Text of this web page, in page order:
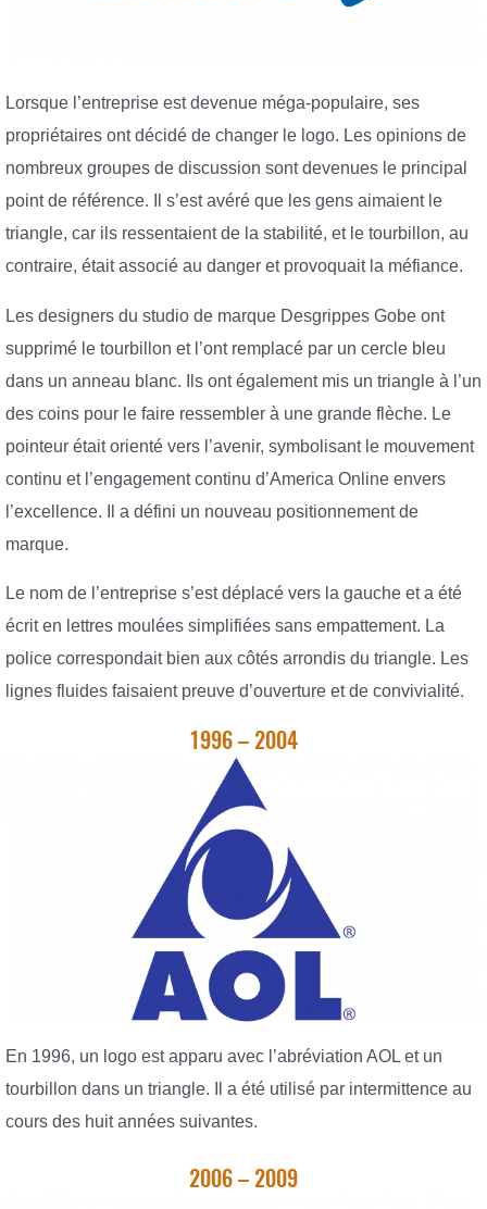
Lorsque l’entreprise est devenue méga-populaire, ses
propriétaires ont décidé de changer le logo. Les opinions de
nombreux groupes de discussion sont devenues le principal
point de référence. Il s’est avéré que les gens aimaient le
triangle, car ils ressentaient de la stabilité, et le tourbillon, au
contraire, était associé au danger et provoquait la méfiance.
Les designers du studio de marque Desgrippes Gobe ont
supprimé le tourbillon et l’ont remplacé par un cercle bleu
dans un anneau blanc. Ils ont également mis un triangle à l’un
des coins pour le faire ressembler à une grande flèche. Le
pointeur était orienté vers l’avenir, symbolisant le mouvement
continu et l’engagement continu d’America Online envers
l’excellence. Il a défini un nouveau positionnement de
marque.
Le nom de l’entreprise s’est déplacé vers la gauche et a été
écrit en lettres moulées simplifiées sans empattement. La
police correspondait bien aux côtés arrondis du triangle. Les
lignes fluides faisaient preuve d’ouverture et de convivialité.
1996 – 2004
En 1996, un logo est apparu avec l’abréviation AOL et un
tourbillon dans un triangle. Il a été utilisé par intermittence au
cours des huit années suivantes.
2006 – 2009